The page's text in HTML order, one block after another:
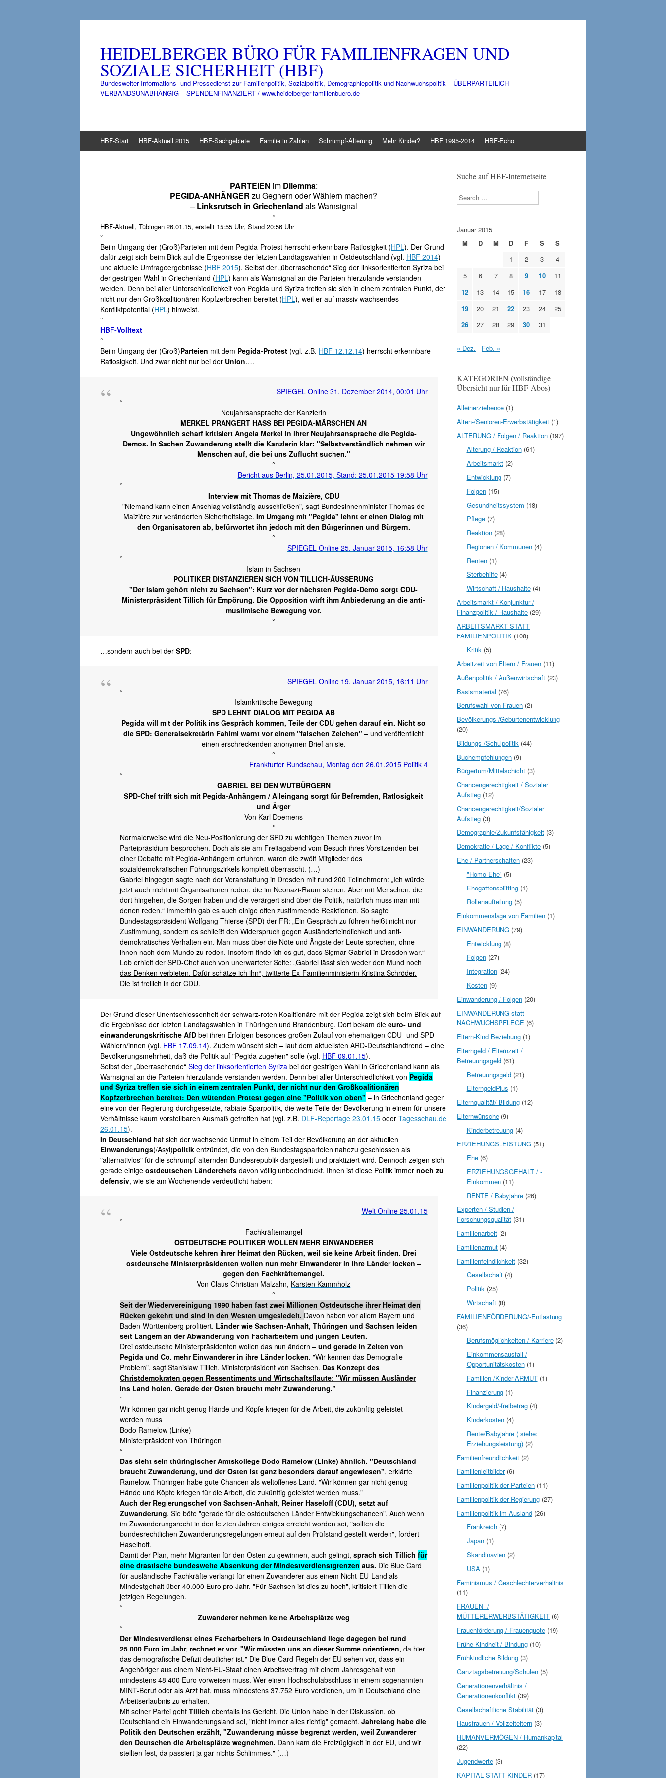
HEIDELBERGER BÜRO FÜR FAMILIENFRAGEN UND
SOZIALE SICHERHEIT (HBF)
Bundesweiter Informations- und Pressedienst zur Familienpolitik, Sozialpolitik, Demographiepolitik und Nachwuchspolitik – ÜBERPARTEILICH –
VERBANDSUNABHÄNGIG – SPENDENFINANZIERT / www.heidelberger-familienbuero.de
Inhalt
HBF-Start HBF-Aktuell 2015 HBF-Sachgebiete Familie in Zahlen Schrumpf-Alterung Mehr Kinder? HBF 1995-2014 HBF-Echo
PARTEIEN im Dilemma:
PEGIDA-ANHÄNGER zu Gegnern oder Wählern machen?
– Linksrutsch in Griechenland als Warnsignal
°
HBF-Aktuell, Tübingen 26.01.15, erstellt 15:55 Uhr, Stand 20:56 Uhr
°
Beim Umgang der (Groß)Parteien mit dem Pegida-Protest herrscht erkennbare Ratlosigkeit (HPL). Der Grund
dafür zeigt sich beim Blick auf die Ergebnisse der letzten Landtagswahlen in Ostdeutschland (vgl. HBF 2014)
und aktuelle Umfrageergebnisse (HBF 2015). Selbst der „überraschende“ Sieg der linksorientierten Syriza bei
der gestrigen Wahl in Griechenland (HPL) kann als Warnsignal an die Parteien hierzulande verstanden
werden. Denn bei aller Unterschiedlichkeit von Pegida und Syriza treffen sie sich in einem zentralen Punkt, der
nicht nur den Großkoalitionären Kopfzerbrechen bereitet (HPL), weil er auf massiv wachsendes
Konfliktpotential (HPL) hinweist.
°
HBF-Volltext
°
Beim Umgang der (Groß)Parteien mit dem Pegida-Protest (vgl. z.B. HBF 12.12.14) herrscht erkennbare
Ratlosigkeit. Und zwar nicht nur bei der Union….
SPIEGEL Online 31. Dezember 2014, 00:01 Uhr
°
Neujahrsansprache der Kanzlerin
MERKEL PRANGERT HASS BEI PEGIDA-MÄRSCHEN AN
Ungewöhnlich scharf kritisiert Angela Merkel in ihrer Neujahrsansprache die Pegida-
Demos. In Sachen Zuwanderung stellt die Kanzlerin klar: "Selbstverständlich nehmen wir
Menschen auf, die bei uns Zuflucht suchen."
°
Bericht aus Berlin, 25.01.2015, Stand: 25.01.2015 19:58 Uhr
°
Interview mit Thomas de Maizière, CDU
"Niemand kann einen Anschlag vollständig ausschließen", sagt Bundesinnenminister Thomas de
Maizière zur veränderten Sicherheitslage.Im Umgang mit "Pegida" lehnt er einen Dialog mit
den Organisatoren ab, befürwortet ihn jedoch mit den Bürgerinnen und Bürgern.
°
SPIEGEL Online 25. Januar 2015, 16:58 Uhr
°
Islam in Sachsen
POLITIKER DISTANZIEREN SICH VON TILLICH-ÄUSSERUNG
"Der Islam gehört nicht zu Sachsen": Kurz vor der nächsten Pegida-Demo sorgt CDU-
Ministerpräsident Tillich für Empörung. Die Opposition wirft ihm Anbiederung an die anti-
muslimische Bewegung vor.
°
…sondern auch bei der SPD:
SPIEGEL Online 19. Januar 2015, 16:11 Uhr
°
Islamkritische Bewegung
SPD LEHNT DIALOG MIT PEGIDA AB
Pegida will mit der Politik ins Gespräch kommen, Teile der CDU gehen darauf ein. Nicht so
die SPD: Generalsekretärin Fahimi warnt vor einem "falschen Zeichen" – und veröffentlicht
einen erschreckenden anonymen Brief an sie.
°
Frankfurter Rundschau, Montag den 26.01.2015 Politik 4
°
GABRIEL BEI DEN WUTBÜRGERN
SPD-Chef trifft sich mit Pegida-Anhängern / Alleingang sorgt für Befremden, Ratlosigkeit
und Ärger
Von Karl Doemens
°
Normalerweise wird die Neu-Positionierung der SPD zu wichtigen Themen zuvor im
Parteipräsidium besprochen. Doch als sie am Freitagabend vom Besuch ihres Vorsitzenden bei
einer Debatte mit Pegida-Anhängern erfuhren, waren die zwölf Mitglieder des
sozialdemokratischen Führungszirkels komplett überrascht. (…)
Gabriel hingegen sagte nach der Veranstaltung in Dresden mit rund 200 Teilnehmern: „Ich würde
jetzt auch nicht mit Organisationen reden, die im Neonazi-Raum stehen. Aber mit Menschen, die
dort hingehen, die Sorgen haben und die verärgert sind über die Politik, natürlich muss man mit
denen reden.“ Immerhin gab es auch einige offen zustimmende Reaktionen. So sagte
Bundestagspräsident Wolfgang Thierse (SPD) der FR: „Ein Gespräch zu führen heißt nicht nur
Zustimmung, sondern es schließt den Widerspruch gegen Ausländerfeindlichkeit und anti-
demokratisches Verhalten ein. Man muss über die Nöte und Ängste der Leute sprechen, ohne
ihnen nach dem Munde zu reden. Insofern finde ich es gut, dass Sigmar Gabriel in Dresden war.“
Lob erhielt der SPD-Chef auch von unerwarteter Seite: „Gabriel lässt sich weder den Mund noch
das Denken verbieten. Dafür schätze ich ihn“, twitterte Ex-Familienministerin Kristina Schröder.
Die ist freilich in der CDU.
Der Grund dieser Unentschlossenheit der schwarz-roten Koalitionäre mit der Pegida zeigt sich beim Blick auf
die Ergebnisse der letzten Landtagswahlen in Thüringen und Brandenburg. Dort bekam die euro- und
einwanderungskritische AfD bei ihren Erfolgen besondes großen Zulauf von ehemaligen CDU- und SPD-
Wählern/innen (vgl. HBF 17.09.14). Zudem wünscht sich – laut dem aktuellsten ARD-Deutschlandtrend – eine
Bevölkerungsmehrheit, daß die Politik auf "Pegida zugehen" solle (vgl. HBF 09.01.15).
Selbst der „überraschende“ Sieg der linksorientierten Syriza bei der gestrigen Wahl in Griechenland kann als
Warnsignal an die Parteien hierzulande verstanden werden. Denn bei aller Unterschiedlichkeit von Pegida
und Syriza treffen sie sich in einem zentralen Punkt, der nicht nur den Großkoalitionären
Kopfzerbrechen bereitet: Den wütenden Protest gegen eine "Politik von oben" – in Griechenland gegen
eine von der Regierung durchgesetzte, rabiate Sparpolitik, die weite Teile der Bevölkerung in einem für unsere
Verhältnisse kaum vorstellbaren Ausmaß getroffen hat (vgl. z.B. DLF-Reportage 23.01.15 oder Tagesschau.de
26.01.15).
In Deutschland hat sich der wachsende Unmut in einem Teil der Bevölkerung an der aktuellen
Einwanderungs(/Asyl)politik entzündet, die von den Bundestagsparteien nahezu geschlossen als
"alternativlos" für die schrumpf-alternden Bundesrepublik dargestellt und praktiziert wird. Dennoch zeigen sich
gerade einige ostdeutschen Länderchefs davon völlig unbeeindruckt. Ihnen ist diese Politik immer noch zu
defensiv, wie sie am Wochenende verdeutlicht haben:
Welt Online 25.01.15
°
Fachkräftemangel
OSTDEUTSCHE POLITIKER WOLLEN MEHR EINWANDERER
Viele Ostdeutsche kehren ihrer Heimat den Rücken, weil sie keine Arbeit finden. Drei
ostdeutsche Ministerpräsidenten wollen nun mehr Einwanderer in ihre Länder locken –
gegen den Fachkräftemangel.
Von Claus Christian Malzahn, Karsten Kammholz
°
Seit der Wiedervereinigung 1990 haben fast zwei Millionen Ostdeutsche ihrer Heimat den
Rücken gekehrt und sind in den Westen umgesiedelt. Davon haben vor allem Bayern und
Baden-Württemberg profitiert. Länder wie Sachsen-Anhalt, Thüringen und Sachsen leiden
seit Langem an der Abwanderung von Facharbeitern und jungen Leuten.
Drei ostdeutsche Ministerpräsidenten wollen das nun ändern – und gerade in Zeiten von
Pegida und Co. mehr Einwanderer in ihre Länder locken. "Wir kennen das Demografie-
Problem", sagt Stanislaw Tillich, Ministerpräsident von Sachsen. Das Konzept des
Christdemokraten gegen Ressentiments und Wirtschaftsflaute: "Wir müssen Ausländer
ins Land holen. Gerade der Osten braucht mehr Zuwanderung."
°
Wir können gar nicht genug Hände und Köpfe kriegen für die Arbeit, die zukünftig geleistet
werden muss
Bodo Ramelow (Linke)
Ministerpräsident von Thüringen
°
Das sieht sein thüringischer Amtskollege Bodo Ramelow (Linke) ähnlich. "Deutschland
braucht Zuwanderung, und der Osten ist ganz besonders darauf angewiesen", erklärte
Ramelow. Thüringen habe gute Chancen als weltoffenes Land. "Wir können gar nicht genug
Hände und Köpfe kriegen für die Arbeit, die zukünftig geleistet werden muss."
Auch der Regierungschef von Sachsen-Anhalt, Reiner Haseloff (CDU), setzt auf
Zuwanderung. Sie böte "gerade für die ostdeutschen Länder Entwicklungschancen". Auch wenn
im Zuwanderungsrecht in den letzten Jahren einiges erreicht worden sei, "sollten die
bundesrechtlichen Zuwanderungsregelungen erneut auf den Prüfstand gestellt werden", fordert
Haselhoff.
Damit der Plan, mehr Migranten für den Osten zu gewinnen, auch gelingt, sprach sich Tillich für
eine drastische bundesweite Absenkung der Mindestverdienstgrenzen aus. Die Blue Card
für ausländische Fachkräfte verlangt für einen Zuwanderer aus einem Nicht-EU-Land als
Mindestgehalt über 40.000 Euro pro Jahr. "Für Sachsen ist dies zu hoch", kritisiert Tillich die
jetzigen Regelungen.
°
Zuwanderer nehmen keine Arbeitsplätze weg
°
Der Mindestverdienst eines Facharbeiters in Ostdeutschland liege dagegen bei rund
25.000 Euro im Jahr, rechnet er vor. "Wir müssten uns an dieser Summe orientieren, da hier
das demografische Defizit deutlicher ist." Die Blue-Card-Regeln der EU sehen vor, dass ein
Angehöriger aus einem Nicht-EU-Staat einen Arbeitsvertrag mit einem Jahresgehalt von
mindestens 48.400 Euro vorweisen muss. Wer einen Hochschulabschluss in einem sogenannten
MINT-Beruf oder als Arzt hat, muss mindestens 37.752 Euro verdienen, um in Deutschland eine
Arbeitserlaubnis zu erhalten.
Mit seiner Partei geht Tillich ebenfalls ins Gericht. Die Union habe in der Diskussion, ob
Deutschland ein Einwanderungsland sei, "nicht immer alles richtig" gemacht. Jahrelang habe die
Politik den Deutschen erzählt, "Zuwanderung müsse begrenzt werden, weil Zuwanderer
den Deutschen die Arbeitsplätze wegnehmen. Dann kam die Freizügigkeit in der EU, und wir
stellten fest, da passiert ja gar nichts Schlimmes." (…)
Suche auf HBF-Internetseite
Search
Januar 2015
M
D M D F S
S
1
2 3
4
5
6 7 8 9 10
11
12
13 14 15 16 17
18
19
20 21 22 23 24
25
26
27 28 29 30 31
« Dez. Feb. »
KATEGORIEN (vollständige
Übersicht nur für HBF-Abos)
Alleinerziehende (1)
Alten-/Senioren-Erwerbstätigkeit (1)
ALTERUNG / Folgen / Reaktion (197)
Alterung / Reaktion(61)
Arbeitsmarkt(2)
Entwicklung(7)
Folgen(15)
Gesundheitssystem (18)
Pflege(7)
Reaktion(28)
Regionen / Kommunen(4)
Renten(1)
Sterbehilfe(4)
Wirtschaft / Haushalte(4)
Arbeitsmarkt / Konjunktur /
Finanzpolitik / Haushalte (29)
ARBEITSMARKT STATT
FAMILIENPOLITIK (108)
Kritik(5)
Arbeitzeit von Eltern / Frauen (11)
Außenpolitik / Außenwirtschaft (23)
Basismaterial (76)
Berufswahl von Frauen (2)
Bevölkerungs-/Geburtenentwicklung
(20)
Bildungs-/Schulpolitik (44)
Buchempfehlungen (9)
Bürgertum/Mittelschicht (3)
Chancengerechtigkeit / Sozialer
Aufstieg (12)
Chancengerechtigkeit/Sozialer
Aufstieg (3)
Demographie/Zukunfsfähigkeit (3)
Demokratie / Lage / Konflikte (5)
Ehe / Partnerschaften (23)
"Homo-Ehe" (5)
Ehegattensplitting(1)
Rollenaufteilung(5)
Einkommenslage von Familien (1)
EINWANDERUNG (79)
Entwicklung(8)
Folgen(27)
Integration(24)
Kosten(9)
Einwanderung / Folgen (20)
EINWANDERUNG statt
NACHWUCHSPFLEGE (6)
Eltern-Kind Beziehung (1)
Elterngeld / Elternzeit /
Betreuungsgeld (61)
Betreuungsgeld(21)
ElterngeldPlus (1)
Elternqualität/-Bildung (12)
Elternwünsche (9)
Kinderbetreuung(4)
ERZIEHUNGSLEISTUNG (51)
Ehe(6)
ERZIEHUNGSGEHALT / -
Einkommen(11)
RENTE / Babyjahre(26)
Experten / Studien /
Forschungsqualität (31)
Familienarbeit (2)
Familienarmut (4)
Familienfeindlichkeit (32)
Gesellschaft(4)
Politik(25)
Wirtschaft(8)
FAMILIENFÖRDERUNG/-Entlastung
(36)
Berufsmöglichkeiten / Karriere(2)
Einkommensausfall /
Opportunitätskosten(1)
Familien-/Kinder-ARMUT(1)
Finanzierung(1)
Kindergeld/-freibetrag(4)
Kinderkosten(4)
Rente/Babyjahre ( siehe:
Erziehungsleistung)(2)
Familienfreundlichkeit (2)
Familienleitbilder(6)
Familienpolitik der Parteien (11)
Familienpolitik der Regierung (27)
Familienpolitik im Ausland (26)
Frankreich(7)
Japan(1)
Skandinavien(2)
USA(1)
Feminismus / Geschlechterverhältnis
(11)
FRAUEN- /
MÜTTERERWERBSTÄTIGKEIT (6)
Frauenförderung / Frauenquote (19)
Frühe Kindheit / Bindung (10)
Frühkindliche Bildung (3)
Ganztagsbetreuung/Schulen (5)
Generationenverhältnis /
Generationenkonflikt (39)
Gesellschaftliche Stabilität (3)
Hausfrauen / Vollzeiteltern (3)
HUMANVERMÖGEN / Humankapital
(22)
Jugendwerte (3)
KAPITAL STATT KINDER (17)